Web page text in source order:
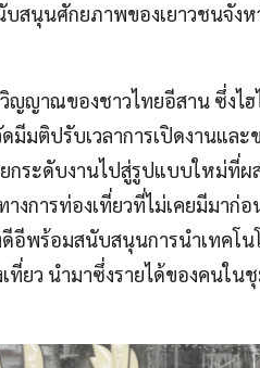
บสนุนศักยภาพของเยาวชนจังห
ญญาณของชาวไทยอีสาน ซึ่งไ
มติปรับเวลาการเปิดงานแล
กระดับงานไปสู่รูปแบบใหม่ที่ผ
งการท่องเที่ยวที่ไม่เคยมีมาก่อ
อีพร้อมสนับสนุนการนำเทคโน
ที่ยว นำมาซึ่งรายได้ของคนใน